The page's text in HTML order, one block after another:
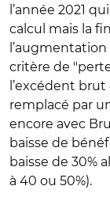
l’année 2021
calcul mais la
critère de
l’excédent
remplacé par
encore avec
baisse de
baisse de 30%
à 40 ou 50%).